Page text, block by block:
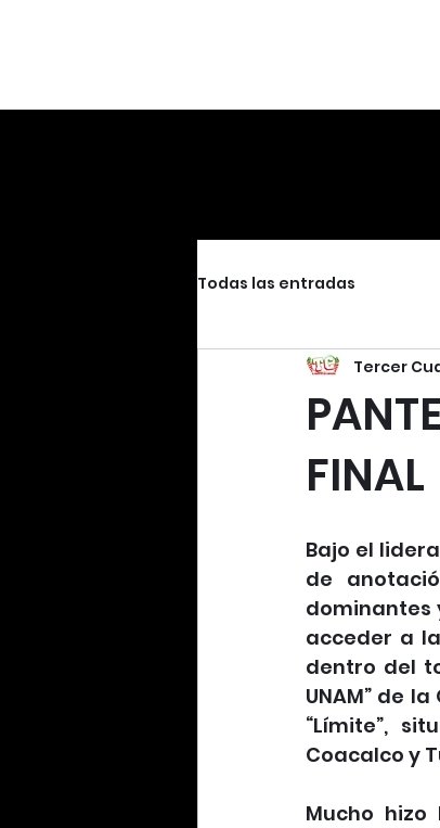
Todas las entradas
FINAL
Tercer
Bajo el
de
dominantes
acceder a
dentro del
UNAM” de
“Límite”,
Coacalco y
Mucho